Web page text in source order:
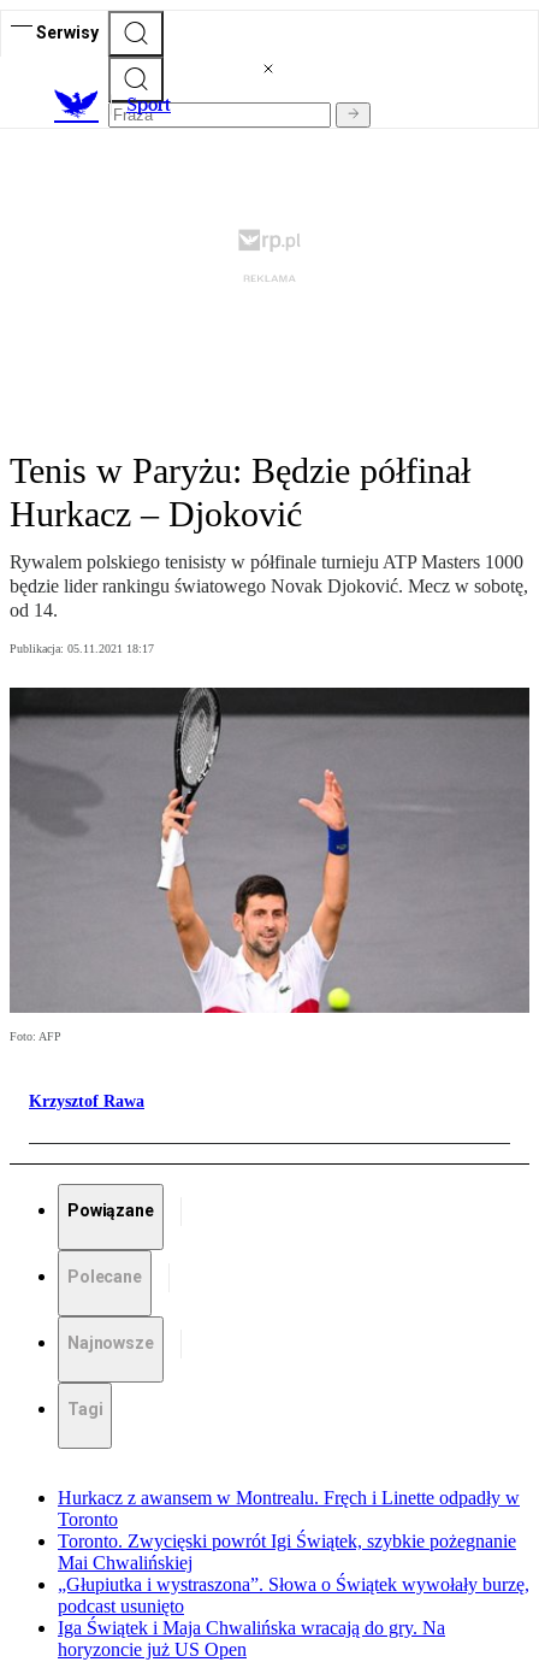
Serwisy
Sport
Tenis w Paryżu: Będzie półfinał
Hurkacz – Djoković
Rywalem polskiego tenisisty w półfinale turnieju ATP Masters 1000
będzie lider rankingu światowego Novak Djoković. Mecz w sobotę,
od 14.
Publikacja: 05.11.2021 18:17
Foto: AFP
Krzysztof Rawa
Powiązane
Polecane
Najnowsze
Tagi
Hurkacz z awansem w Montrealu. Fręch i Linette odpadły w
Toronto
Toronto. Zwycięski powrót Igi Świątek, szybkie pożegnanie
Mai Chwalińskiej
„Głupiutka i wystraszona”. Słowa o Świątek wywołały burzę,
podcast usunięto
Iga Świątek i Maja Chwalińska wracają do gry. Na
horyzoncie już US Open